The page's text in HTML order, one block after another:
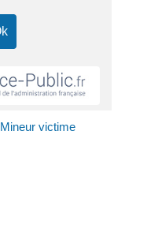
Mineur victime